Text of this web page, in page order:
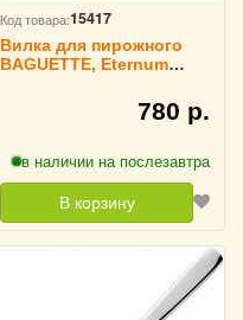
Код товара:15417
Вилка для пирожного
BAGUETTE, Eternum
780 р.
в наличии на послезавтра
В корзину